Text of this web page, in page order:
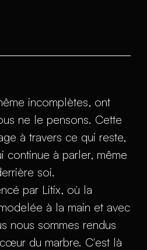
incomplètes, ont
ne le pensons. Cette
à travers ce qui reste,
continue à parler, même
soi.
par Litix, où la
à la main et avec
nous sommes rendus
du marbre. C'est là